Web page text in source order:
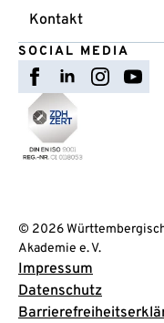
Kontakt
SOCIAL MEDIA
© 2026
Akademie e. V.
Impressum
Datenschutz